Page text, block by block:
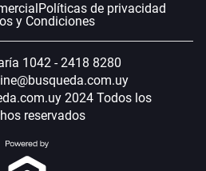
Políticas de privacidad
y Condiciones
1042 - 2418 8280
2024 Todos los
reservados